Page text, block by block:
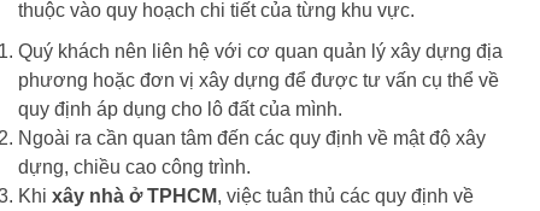
thuộc vào quy hoạch chi tiết của từng khu vực.
Quý khách nên liên hệ với cơ quan quản lý xây dựng địa
phương hoặc đơn vị xây dựng để được tư vấn cụ thể về
quy định áp dụng cho lô đất của mình.
Ngoài ra cần quan tâm đến các quy định về mật độ xây
dựng, chiều cao công trình.
Khi xây nhà ở TPHCM, việc tuân thủ các quy định về